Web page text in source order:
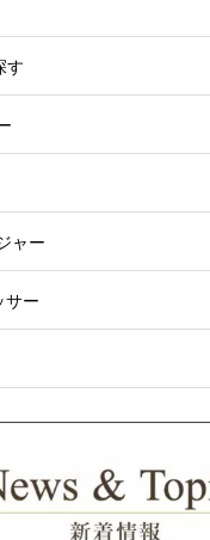
業部支店(店番:005)
トック
440 円
19,999 円 660 円
39,999 円 1,100 円
54,000 円 1,650 円
円
円
いて”をご参照ください。
す
ャー
サー